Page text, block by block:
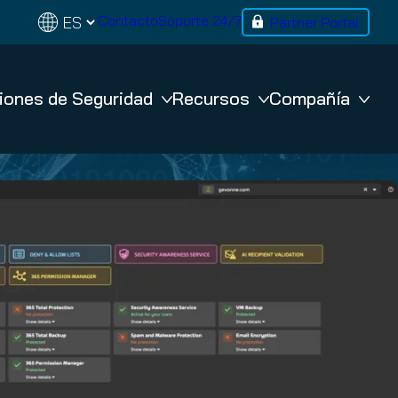
ContactoSoporte 24/7 Partner Portal
de Seguridad
BACKUP
VM Backup
Recursos Compañía